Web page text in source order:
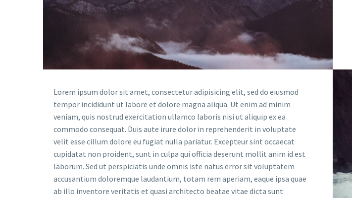
Lorem ipsum dolor sit amet, consectetur adipisicing elit, sed do eiusmod
tempor incididunt ut labore et dolore magna aliqua. Ut enim ad minim
veniam, quis nostrud exercitation ullamco laboris nisi ut aliquip ex ea
commodo consequat. Duis aute irure dolor in reprehenderit in voluptate
velit esse cillum dolore eu fugiat nulla pariatur. Excepteur sint occaecat
cupidatat non proident, sunt in culpa qui officia deserunt mollit anim id est
laborum. Sed ut perspiciatis unde omnis iste natus error sit voluptatem
accusantium doloremque laudantium, totam rem aperiam, eaque ipsa quae
ab illo inventore veritatis et quasi architecto beatae vitae dicta sunt